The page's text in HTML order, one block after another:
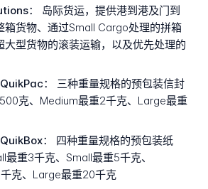
：
岛际货运，提供港到港及门到
箱货物、通过Small Cargo处理的拼箱
大型货物的滚装运输，以及优先处理的
：
三种重量规格的预包装信封
克、Medium最重2千克、Large最重
：
四种重量规格的预包装纸
最重3千克、Small最重5千克、
克、Large最重20千克